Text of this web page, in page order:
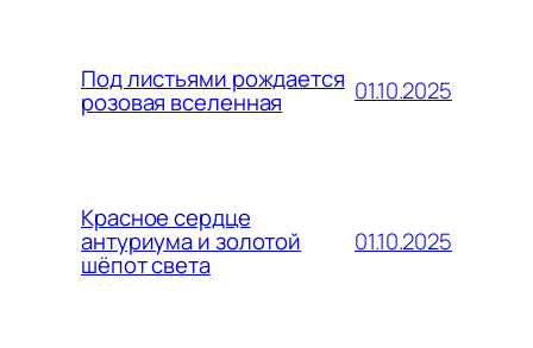
Под листьями рождается
розовая вселенная 01.10.2025
Красное сердце
антуриума и золотой
шёпот света
01.10.2025